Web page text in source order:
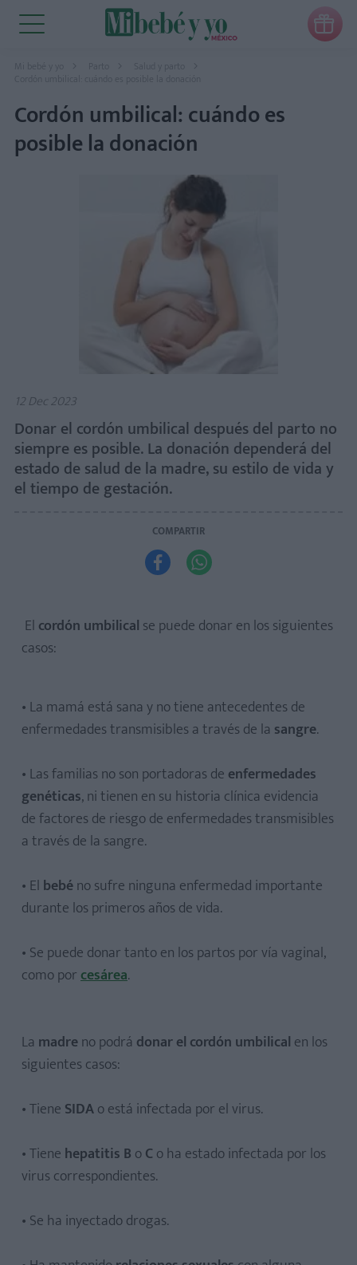

Mi bebé y yo Parto
Salud y parto
Cordón umbilical: cuándo es
posible la donación
12 Dec 2023
Donar el cordón umbilical después del parto no
siempre es posible. La donación dependerá del
estado de salud de la madre, su estilo de vida y
el tiempo de gestación.
COMPARTIR
 
El cordón umbilical se puede donar en los siguientes
casos:
• La mamá está sana y no tiene antecedentes de
enfermedades transmisibles a través de la sangre.
• Las familias no son portadoras de enfermedades
genéticas, ni tienen en su historia clínica evidencia
de factores de riesgo de enfermedades transmisibles
a través de la sangre.
• El bebéno sufre ninguna enfermedad importante
durante los primeros años de vida.
• Se puede donar tanto en los partos por vía vaginal,
como porcesárea.
La madreno podrá donar el cordón umbilical en los
siguientes casos:
• Tiene SIDAo está infectada por el virus.
• Tiene hepatitis B oC o ha estado infectada por los
virus correspondientes.
• Se ha inyectado drogas.